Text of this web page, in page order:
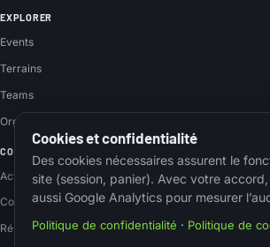
EXPLORER
Events
Terrains
Teams
Organisateurs
COMMUNAUTÉ
Actus
Contact
Réseaux sociaux
Cookies et confidentialité
Des cookies nécessaires assurent le
site (session, panier). Avec votre
aussi Google Analytics pour mesurer
Politique de confidentialité · Politique de